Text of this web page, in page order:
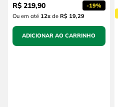
R$ 219,90 -19%
Ou em até 12x de R$ 19,29
ADICIONAR AO CARRINHO